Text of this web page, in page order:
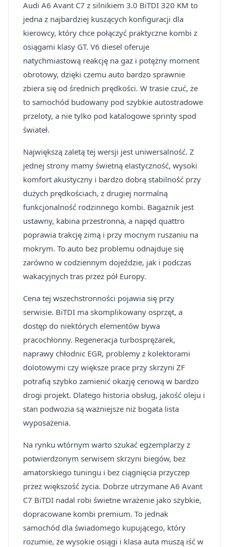
Audi A6 Avant C7 z silnikiem 3.0 BiTDI 320 KM to
jedna z najbardziej kuszących konfiguracji dla
kierowcy, który chce połączyć praktyczne kombi z
osiągami klasy GT. V6 diesel oferuje
natychmiastową reakcję na gaz i potężny moment
obrotowy, dzięki czemu auto bardzo sprawnie
zbiera się od średnich prędkości. W trasie czuć, że
to samochód budowany pod szybkie autostradowe
przeloty, a nie tylko pod katalogowe sprinty spod
świateł.
Największą zaletą tej wersji jest uniwersalność. Z
jednej strony mamy świetną elastyczność, wysoki
komfort akustyczny i bardzo dobrą stabilność przy
dużych prędkościach, z drugiej normalną
funkcjonalność rodzinnego kombi. Bagażnik jest
ustawny, kabina przestronna, a napęd quattro
poprawia trakcję zimą i przy mocnym ruszaniu na
mokrym. To auto bez problemu odnajduje się
zarówno w codziennym dojeździe, jak i podczas
wakacyjnych tras przez pół Europy.
Cena tej wszechstronności pojawia się przy
serwisie. BiTDI ma skomplikowany osprzęt, a
dostęp do niektórych elementów bywa
pracochłonny. Regeneracja turbosprężarek,
naprawy chłodnic EGR, problemy z kolektorami
dolotowymi czy większe prace przy skrzyni ZF
potrafią szybko zamienić okazję cenową w bardzo
drogi projekt. Dlatego historia obsług, jakość oleju i
stan podwozia są ważniejsze niż bogata lista
wyposażenia.
Na rynku wtórnym warto szukać egzemplarzy z
potwierdzonym serwisem skrzyni biegów, bez
amatorskiego tuningu i bez ciągnięcia przyczep
przez większość życia. Dobrze utrzymane A6 Avant
C7 BiTDI nadal robi świetne wrażenie jako szybkie,
dopracowane kombi premium. To jednak
samochód dla świadomego kupującego, który
rozumie, że wysokie osiągi i klasa auta muszą iść w